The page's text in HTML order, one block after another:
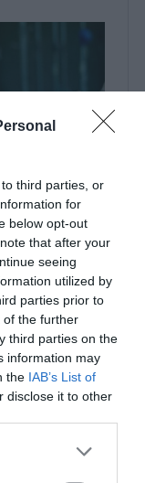
third parties, or
for
below opt-out
that after your
seeing
utilized by
parties prior to
of the further
third parties on the
information may
the IAB’s List of
disclose it to other
των
με την πιο ωμή
Δεν